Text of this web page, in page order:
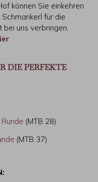
können Sie einkehren
für die
uns verbringen.
.
DIE PERFEKTE
(MTB 28)
(MTB 37)